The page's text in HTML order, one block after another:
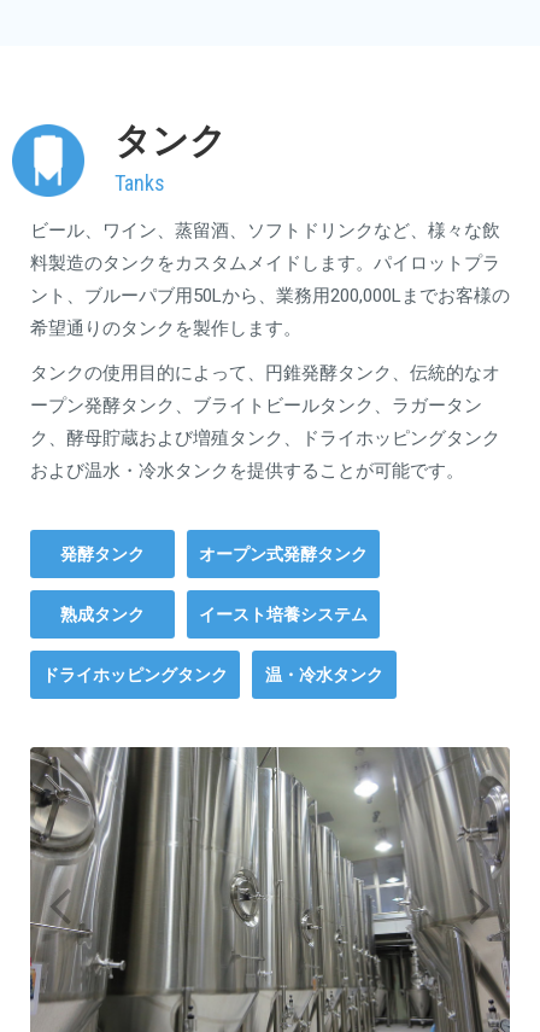
タンク
Tanks
ビール、ワイン、蒸留酒、ソフトドリンクなど、様々な飲
料製造のタンクをカスタムメイドします。パイロットプラ
ント、ブルーパブ用50Lから、業務用200,000Lまでお客様の
希望通りのタンクを製作します。
タンクの使用目的によって、円錐発酵タンク、伝統的なオ
ープン発酵タンク、ブライトビールタンク、ラガータン
ク、酵母貯蔵および増殖タンク、ドライホッピングタンク
および温水・冷水タンクを提供することが可能です。
発酵タンク オープン式発酵タンク
熟成タンク イースト培養システム
ドライホッピングタンク 温・冷水タンク